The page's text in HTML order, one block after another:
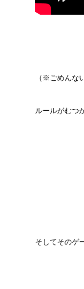
（※ごめんな
ルールがむつ
そしてそのゲ